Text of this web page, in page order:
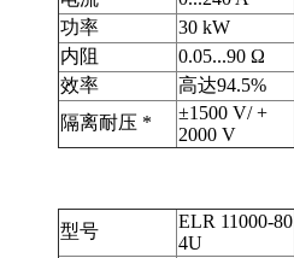
功率
30 kW
内阻
0.05...90 Ω
效率
高达94.5%
隔离耐压 *
±1500 V/ +
2000 V
型号
ELR 11000-80
4U